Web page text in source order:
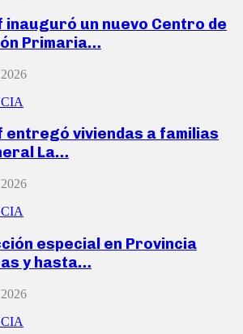
inauguró un nuevo Centro de
Primaria…
entregó viviendas a familias
La…
especial en Provincia
y hasta…